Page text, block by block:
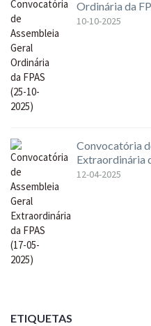
Ordinária da
10-10-2025
Convocatória
Extraordinária
12-04-2025
ETIQUETAS